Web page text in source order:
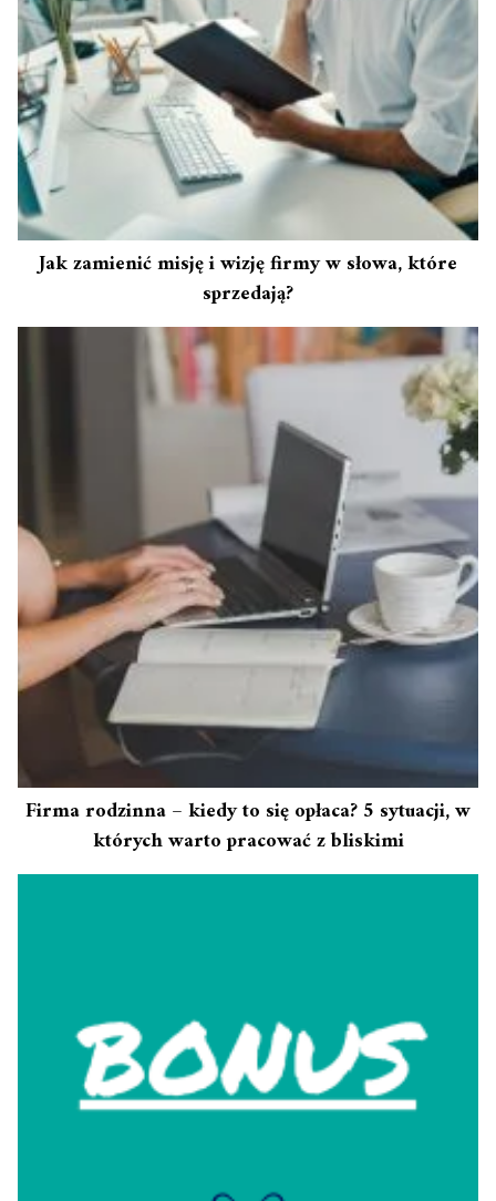
Jak zamienić misję i wizję firmy w słowa, które
sprzedają?
Firma rodzinna – kiedy to się opłaca? 5 sytuacji, w
których warto pracować z bliskimi